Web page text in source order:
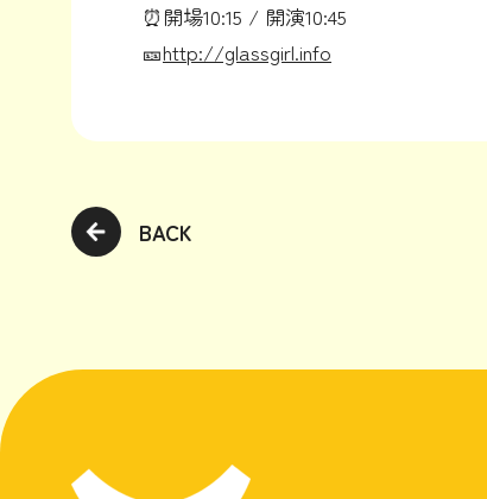
⏰開場10:15 / 開演10:45
🎫http://glassgirl.info
BACK